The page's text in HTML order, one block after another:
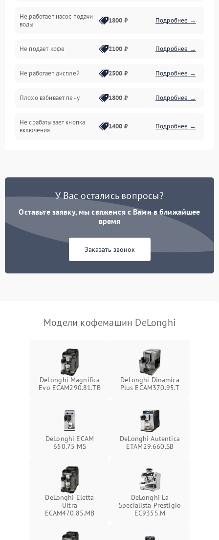
Проблемы с водой
Проблемы с капучинатором и паром
Управление и электроника
Программное обеспечение
Не работает насос подачи
воды
1800 ₽ Подробнее →
Не подает кофе 2100 ₽ Подробнее →
Не работает дисплей 2500 ₽ Подробнее →
Плохо взбивает пену 1800 ₽ Подробнее →
Не срабатывает кнопка
включения
1400 ₽ Подробнее →
Постоянные сбои в работе 1500 ₽ Подробнее →
У Вас остались вопросы?
Оставьте заявку, мы свяжемся с Вами в ближайшее
время
Заказать звонок
Модели кофемашин DeLonghi
DeLonghi Magnifica
Evo ECAM290.81.TB
DeLonghi Dinamica
Plus ECAM370.95.T
DeLonghi ECAM
650.75 MS
DeLonghi Autentica
ETAM29.660.SB
DeLonghi Eletta
Ultra
ECAM470.85.MB
DeLonghi La
Specialista Prestigio
EC9355.M